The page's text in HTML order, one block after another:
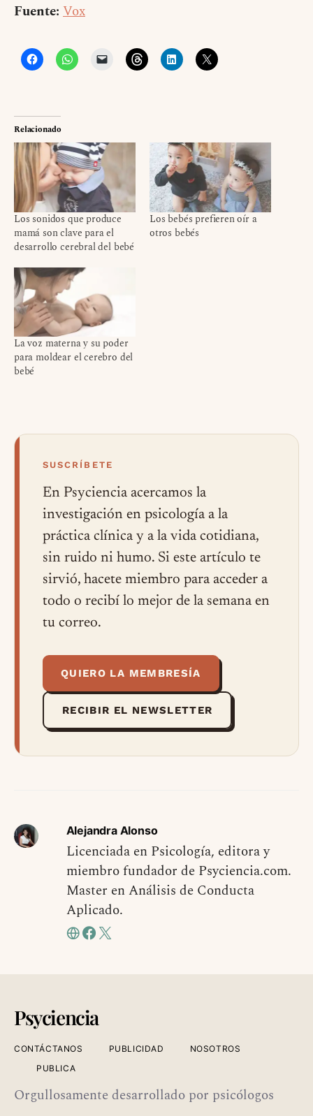
Fuente: Vox
Relacionado
Los sonidos que produce
mamá son clave para el
desarrollo cerebral del bebé
Los bebés prefieren oír a
otros bebés
La voz materna y su poder
para moldear el cerebro del
bebé
SUSCRÍBETE
En Psyciencia acercamos la
investigación en psicología a la
práctica clínica y a la vida cotidiana,
sin ruido ni humo. Si este artículo te
sirvió, hacete miembro para acceder a
todo o recibí lo mejor de la semana en
tu correo.
QUIERO LA MEMBRESÍA
RECIBIR EL NEWSLETTER
Alejandra Alonso
Licenciada en Psicología, editora y
miembro fundador de Psyciencia.com.
Master en Análisis de Conducta
Aplicado.
Psyciencia
CONTÁCTANOS PUBLICIDAD
NOSOTROS
PUBLICA
Orgullosamente desarrollado por psicólogos